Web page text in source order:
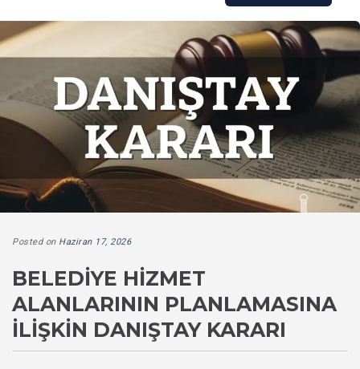
Posted on Haziran 17, 2026
BELEDIYE HIZMET
ALANLARININ PLANLAMASINA
İLIŞKIN DANIŞTAY KARARI